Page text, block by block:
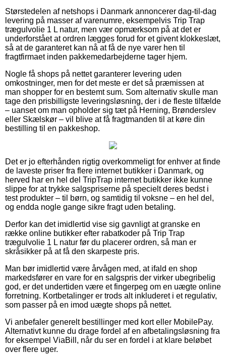
Størstedelen af netshops i Danmark annoncerer dag-til-dag
levering på masser af varenumre, eksempelvis Trip Trap
trægulvolie 1 L natur, men vær opmærksom på at det er
underforstået at ordren lægges forud for et givent klokkeslæt,
så at de garanteret kan nå at få de nye varer hen til
fragtfirmaet inden pakkemedarbejderne tager hjem.
Nogle få shops på nettet garanterer levering uden
omkostninger, men for det meste er det så præmissen at
man shopper for en bestemt sum. Som alternativ skulle man
tage den prisbilligste leveringsløsning, der i de fleste tilfælde
– uanset om man opholder sig tæt på Herning, Brønderslev
eller Skælskør – vil blive at få fragtmanden til at køre din
bestilling til en pakkeshop.
Det er jo efterhånden rigtig overkommeligt for enhver at finde
de laveste priser fra flere internet butikker i Danmark, og
herved har en hel del TripTrap internet butikker ikke kunne
slippe for at trykke salgspriserne på specielt deres bedst i
test produkter – til børn, og samtidig til voksne – en hel del,
og endda nogle gange sikre fragt uden betaling.
Derfor kan det imidlertid vise sig gavnligt at granske en
række online butikker efter rabatkoder på Trip Trap
trægulvolie 1 L natur før du placerer ordren, så man er
skråsikker på at få den skarpeste pris.
Man bør imidlertid være årvågen med, at ifald en shop
markedsfører en vare for en salgspris der virker ubegribelig
god, er det undertiden være et fingerpeg om en uægte online
forretning. Kortbetalinger er trods alt inkluderet i et regulativ,
som passer på en imod uægte shops på nettet.
Vi anbefaler generelt bestillinger med kort eller MobilePay.
Alternativt kunne du drage fordel af en afbetalingsløsning fra
for eksempel ViaBill, når du ser en fordel i at klare beløbet
over flere uger.